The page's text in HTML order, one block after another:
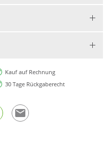
Kauf auf Rechnung
30 Tage Rückgaberecht